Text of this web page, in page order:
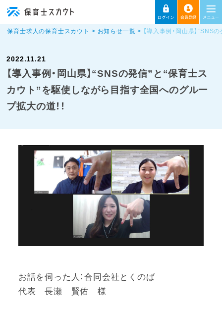
保育士求人の保育士スカウト お知らせ一覧 【導入事例・岡山県】“SNS
2022.11.21
【導入事例・岡山県】“SNSの発信”と“保育士ス
カウト”を駆使しながら目指す全国へのグルー
プ拡大の道！！
お話を伺った人：合同会社とくのば
代表 長瀬 賢佑 様